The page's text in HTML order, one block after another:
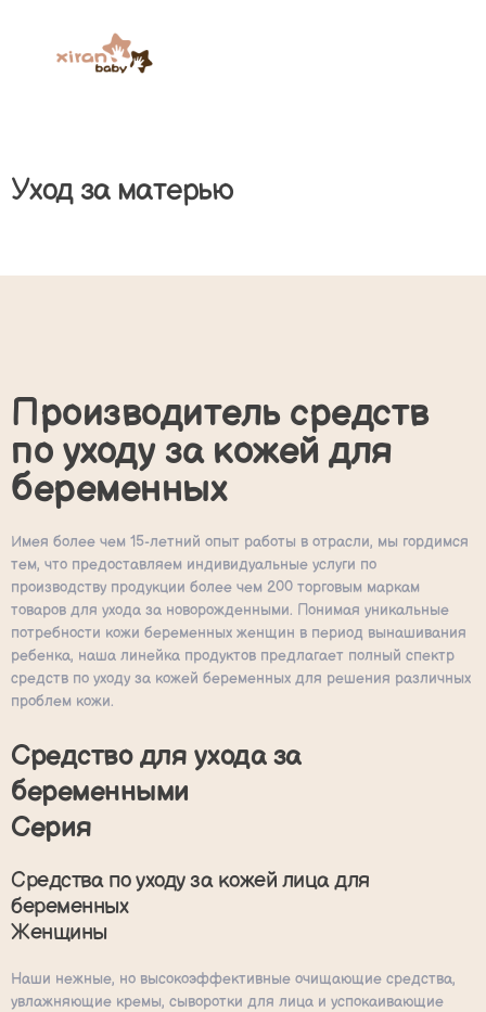
Уход за матерью
Производитель средств
по уходу за кожей для
беременных
Имея более чем 15-летний опыт работы в отрасли, мы гордимся
тем, что предоставляем индивидуальные услуги по
производству продукции более чем 200 торговым маркам
товаров для ухода за новорожденными. Понимая уникальные
потребности кожи беременных женщин в период вынашивания
ребенка, наша линейка продуктов предлагает полный спектр
средств по уходу за кожей беременных для решения различных
проблем кожи.
Средство для ухода за
беременными
Серия
Средства по уходу за кожей лица для
беременных
Женщины
Наши нежные, но высокоэффективные очищающие средства,
увлажняющие кремы, сыворотки для лица и успокаивающие